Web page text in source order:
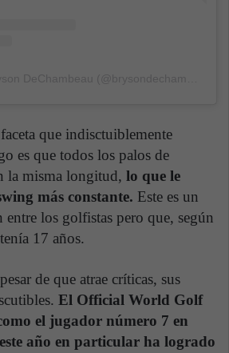
que indisctuiblemente
es que todos los palos de
la misma longitud, lo que le
más constante. Este es un
los golfistas pero que, según
17 años.
de que atrae críticas, sus
El Official World Golf
el jugador número 7 en
año en particular ha logrado